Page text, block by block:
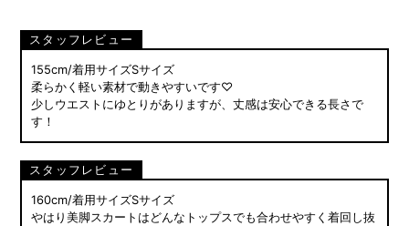
スタッフレビュー
155cm/着用サイズSサイズ
柔らかく軽い素材で動きやすいです♡
少しウエストにゆとりがありますが、丈感は安心できる長さで
す！
スタッフレビュー
160cm/着用サイズSサイズ
やはり美脚スカートはどんなトップスでも合わせやすく着回し抜